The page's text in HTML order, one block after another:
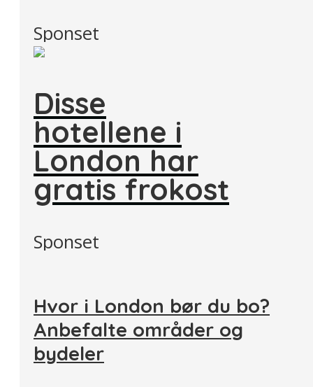
Sponset
Disse
hotellene i
London har
gratis frokost
Sponset
Hvor i London bør du bo?
Anbefalte områder og
bydeler